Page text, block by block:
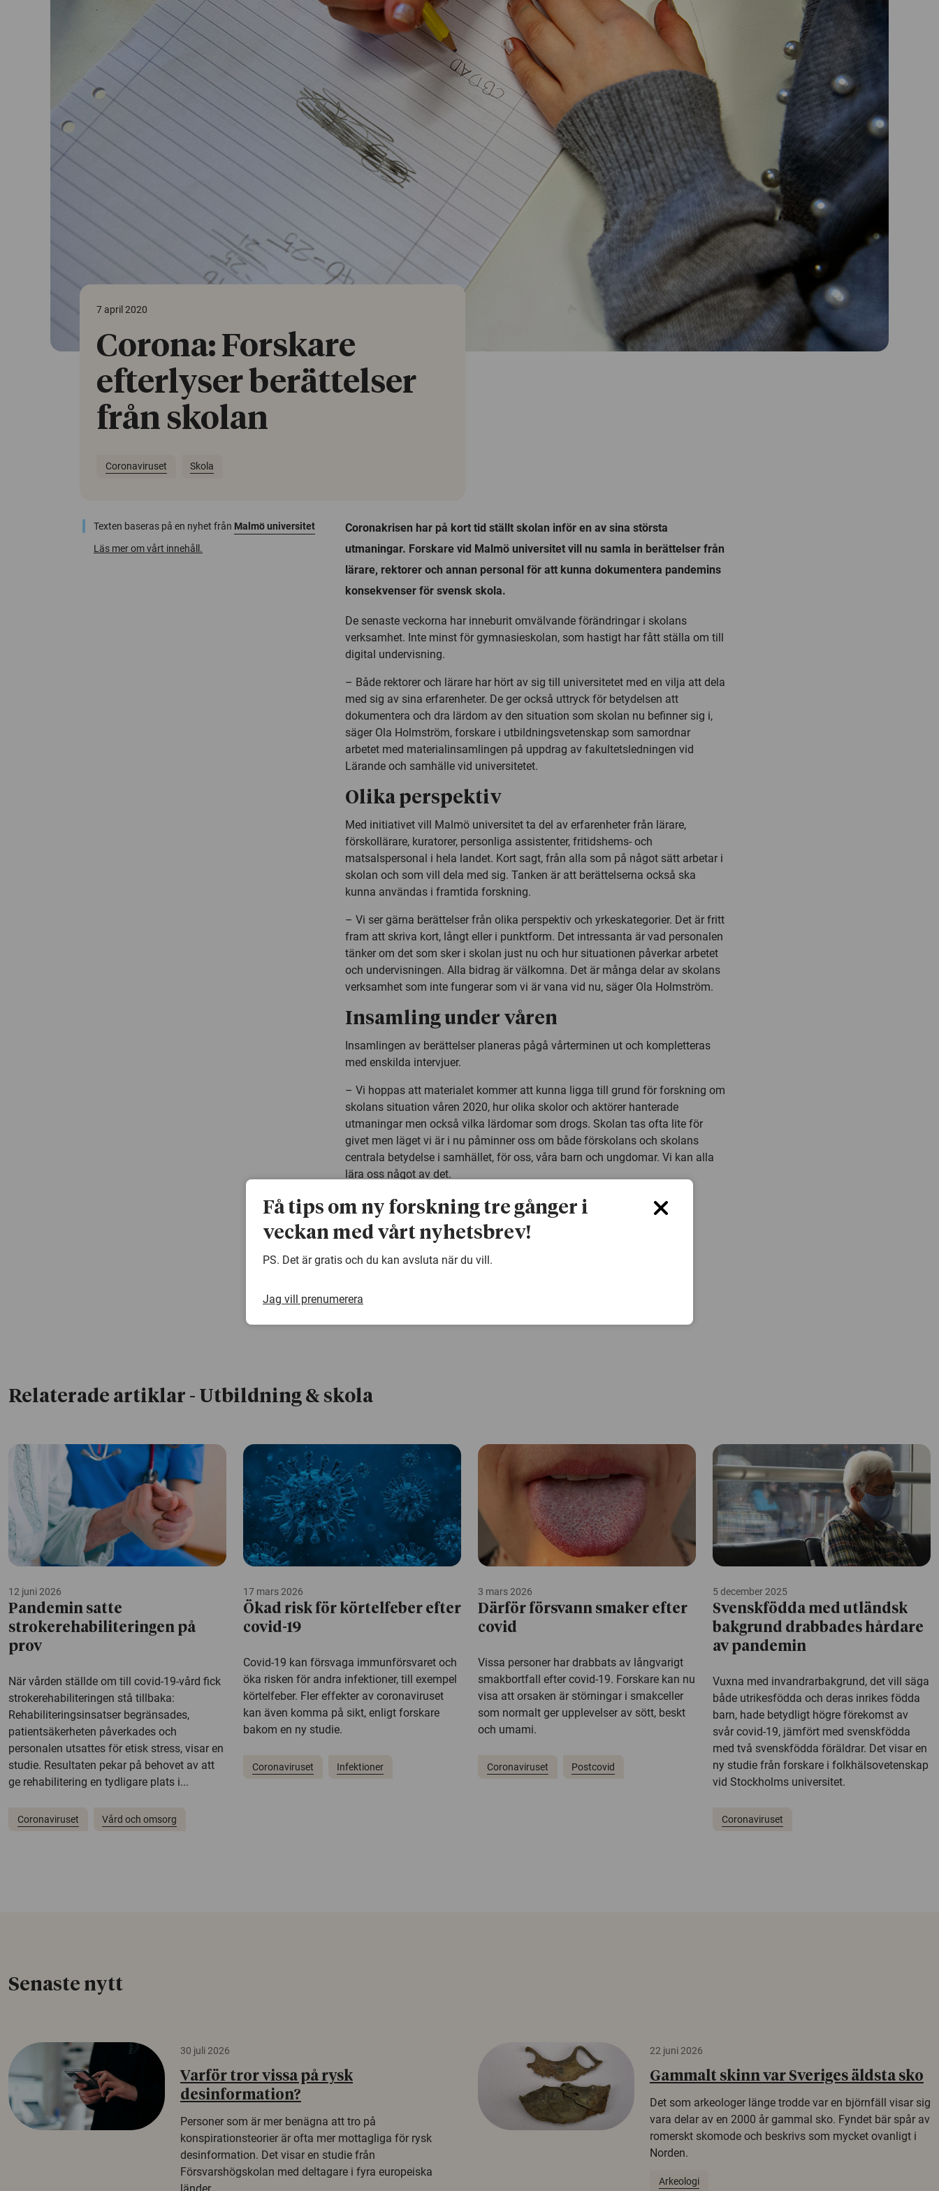
7 april 2020
Corona: Forskare
efterlyser berättelser
från skolan
Coronaviruset Skola
Texten baseras på en nyhet från Malmö universitet
Läs mer om vårt innehåll.
Coronakrisen har på kort tid ställt skolan inför en av sina största
utmaningar. Forskare vid Malmö universitet vill nu samla in berättelser från
lärare, rektorer och annan personal för att kunna dokumentera pandemins
konsekvenser för svensk skola.
De senaste veckorna har inneburit omvälvande förändringar i skolans
verksamhet. Inte minst för gymnasieskolan, som hastigt har fått ställa om till
digital undervisning.
– Både rektorer och lärare har hört av sig till universitetet med en vilja att dela
med sig av sina erfarenheter. De ger också uttryck för betydelsen att
dokumentera och dra lärdom av den situation som skolan nu befinner sig i,
säger Ola Holmström, forskare i utbildningsvetenskap som samordnar
arbetet med materialinsamlingen på uppdrag av fakultetsledningen vid
Lärande och samhälle vid universitetet.
Olika perspektiv
Med initiativet vill Malmö universitet ta del av erfarenheter från lärare,
förskollärare, kuratorer, personliga assistenter, fritidshems- och
matsalspersonal i hela landet. Kort sagt, från alla som på något sätt arbetar i
skolan och som vill dela med sig. Tanken är att berättelserna också ska
kunna användas i framtida forskning.
– Vi ser gärna berättelser från olika perspektiv och yrkeskategorier. Det är fritt
fram att skriva kort, långt eller i punktform. Det intressanta är vad personalen
tänker om det som sker i skolan just nu och hur situationen påverkar arbetet
och undervisningen. Alla bidrag är välkomna. Det är många delar av skolans
verksamhet som inte fungerar som vi är vana vid nu, säger Ola Holmström.
Insamling under våren
Insamlingen av berättelser planeras pågå vårterminen ut och kompletteras
med enskilda intervjuer.
– Vi hoppas att materialet kommer att kunna ligga till grund för forskning om
skolans situation våren 2020, hur olika skolor och aktörer hanterade
utmaningar men också vilka lärdomar som drogs. Skolan tas ofta lite för
givet men läget vi är i nu påminner oss om både förskolans och skolans
centrala betydelse i samhället, för oss, våra barn och ungdomar. Vi kan alla
lära oss något av det.
Är du verksam i skolan och vill dela med dig av din berättelse? Till
undersökningen.
Kontakt:
Relaterade artiklar - Utbildning & skola
12 juni 2026
Pandemin satte
strokerehabiliteringen på
prov
När vården ställde om till covid-19-vård fick
strokerehabiliteringen stå tillbaka:
Rehabiliteringsinsatser begränsades,
patientsäkerheten påverkades och
personalen utsattes för etisk stress, visar en
studie. Resultaten pekar på behovet av att
ge rehabilitering en tydligare plats i...
Coronaviruset Vård och omsorg
17 mars 2026
Ökad risk för körtelfeber efter
covid-19
Covid-19 kan försvaga immunförsvaret och
öka risken för andra infektioner, till exempel
körtelfeber. Fler effekter av coronaviruset
kan även komma på sikt, enligt forskare
bakom en ny studie.
Coronaviruset Infektioner
3 mars 2026
Därför försvann smaker efter
covid
Vissa personer har drabbats av långvarigt
smakbortfall efter covid-19. Forskare kan nu
visa att orsaken är störningar i smakceller
som normalt ger upplevelser av sött, beskt
och umami.
Coronaviruset Postcovid
5 december 2025
Svenskfödda med utländsk
bakgrund drabbades hårdare
av pandemin
Vuxna med invandrarbakgrund, det vill säga
både utrikesfödda och deras inrikes födda
barn, hade betydligt högre förekomst av
svår covid-19, jämfört med svenskfödda
med två svenskfödda föräldrar. Det visar en
ny studie från forskare i folkhälsovetenskap
vid Stockholms universitet.
Coronaviruset
Senaste nytt
30 juli 2026
Varför tror vissa på rysk
desinformation?
Personer som är mer benägna att tro på
konspirationsteorier är ofta mer mottagliga för rysk
desinformation. Det visar en studie från
Försvarshögskolan med deltagare i fyra europeiska
22 juni 2026
Gammalt skinn var Sveriges äldsta sko
Det som arkeologer länge trodde var en björnfäll visar sig
vara delar av en 2000 år gammal sko. Fyndet bär spår av
romerskt skomode och beskrivs som mycket ovanligt i
Norden.
Arkeologi
Få tips om ny forskning tre gånger i
veckan med vårt nyhetsbrev!
PS. Det är gratis och du kan avsluta när du vill.
Jag vill prenumerera